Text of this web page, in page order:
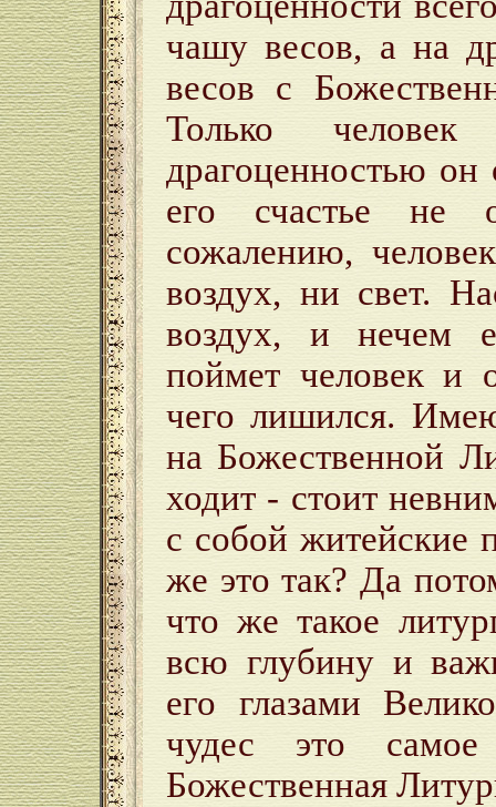
чашу весов, а на
весов с
Только
драгоценностью он
его счастье не
сожалению,
воздух, ни свет.
воздух, и нечем
поймет человек и
чего лишился.
на Божественной
ходит - стоит
с собой житейские
же это так? Да
что же такое
всю глубину и
его глазами
чудес это
Божественная